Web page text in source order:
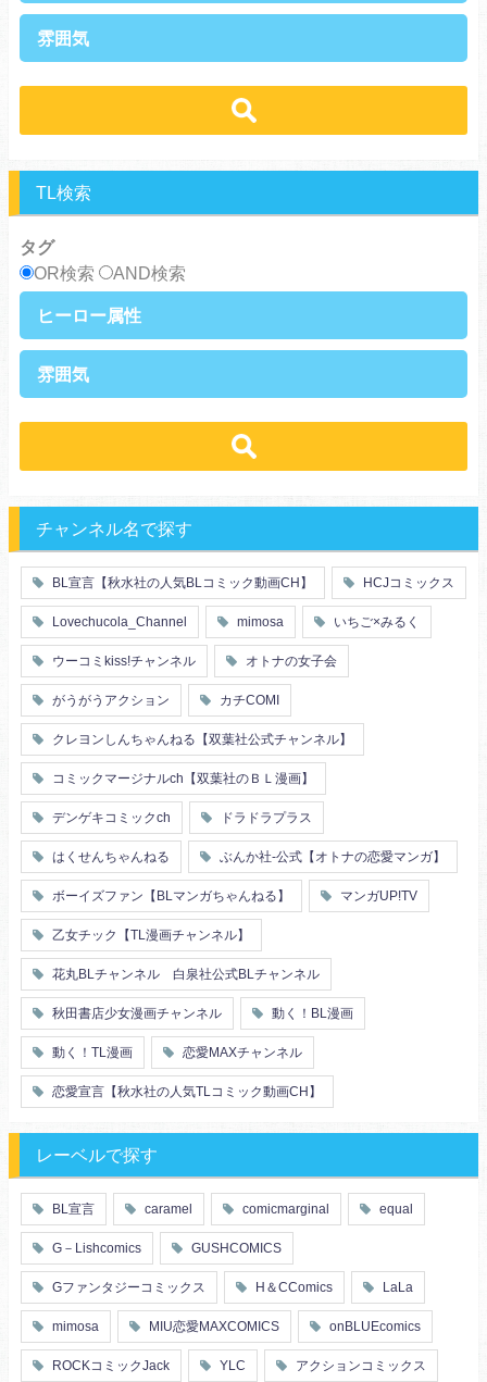
硬派攻め
天然攻め
ノンケ攻め
黒髪攻め
年下攻め
ヤンキー攻め
ノンケ受け
黒髪受け
雰囲気
シリアス
TL検索
タグ
OR検索
AND検索
ヒーロー属性
王族・貴族
俺様
エリート・ハイスぺ
芸能人
王子様
ヤンキー・不良
人外
富豪
同期
店長・店員
先生
幼馴染
漫画家・作家
ヤンキー
雰囲気
禁断・背徳
ロマンス
セフレ
初体験
調教
花嫁
義兄弟姉妹
初恋
スーツ
片思い
短編
人妻
主従関係
婚約者
不器用
秘密の関係
ol
甘エロ
フェチ
メイド
恋人
泥酔
絶倫
複数プレイ
催眠
友情・仲間
浴衣・和服
チャンネル名で探す
BL宣言【秋水社の人気BLコミック動画CH】 HCJコミックス
Lovechucola_Channel mimosa いちご×みるく
ウーコミkiss!チャンネル オトナの女子会
がうがうアクション カチCOMI
クレヨンしんちゃんねる【双葉社公式チャンネル】
コミックマージナルch【双葉社のＢＬ漫画】
デンゲキコミックch ドラドラプラス
はくせんちゃんねる ぶんか社-公式【オトナの恋愛マンガ】
ボーイズファン【BLマンガちゃんねる】 マンガUP!TV
乙女チック【TL漫画チャンネル】
花丸BLチャンネル 白泉社公式BLチャンネル
秋田書店少女漫画チャンネル 動く！BL漫画
動く！TL漫画 恋愛MAXチャンネル
恋愛宣言【秋水社の人気TLコミック動画CH】
レーベルで探す
BL宣言 caramel comicmarginal equal
G－Lishcomics GUSHCOMICS
Gファンタジーコミックス H＆CComics LaLa
mimosa MIU恋愛MAXCOMICS onBLUEcomics
ROCKコミックJack YLC アクションコミックス